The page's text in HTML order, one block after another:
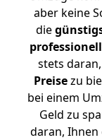
aber keine
die
stets
Preisezu
bei einem
Geld zu
daran, Ihnen